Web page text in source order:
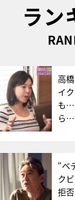
ラン
高
イ
も
ら…
“ベ
ク
拒